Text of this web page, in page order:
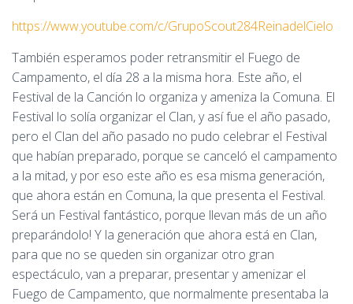
https://www.youtube.com/c/GrupoScout284ReinadelCielo
También esperamos poder retransmitir el Fuego de
Campamento, el día 28 a la misma hora. Este año, el
Festival de la Canción lo organiza y ameniza la Comuna. El
Festival lo solía organizar el Clan, y así fue el año pasado,
pero el Clan del año pasado no pudo celebrar el Festival
que habían preparado, porque se canceló el campamento
a la mitad, y por eso este año es esa misma generación,
que ahora están en Comuna, la que presenta el Festival.
Será un Festival fantástico, porque llevan más de un año
preparándolo! Y la generación que ahora está en Clan,
para que no se queden sin organizar otro gran
espectáculo, van a preparar, presentar y amenizar el
Fuego de Campamento, que normalmente presentaba la